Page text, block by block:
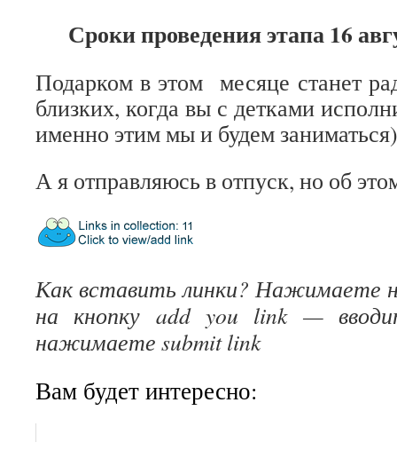
Сроки проведения этапа 16
Подарком в этом месяце станет
близких, когда вы с детками
именно этим мы и будем заниматься)
А я отправляюсь в отпуск, но об
Как вставить линки? Нажимаете
на кнопку add you link —
нажимаете submit link
Вам будет интересно: